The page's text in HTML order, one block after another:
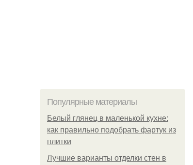
Популярные материалы
Белый глянец в маленькой кухне:
как правильно подобрать фартук из
плитки
Лучшие варианты отделки стен в